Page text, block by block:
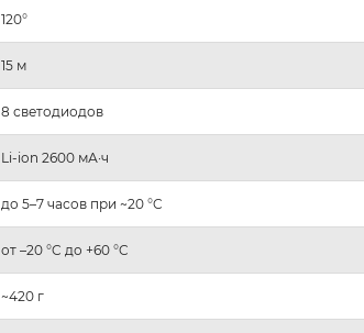
120°
15 м
8 светодиодов
Li-ion 2600 мА·ч
до 5–7 часов при ~20 °C
от –20 °C до +60 °C
~420 г